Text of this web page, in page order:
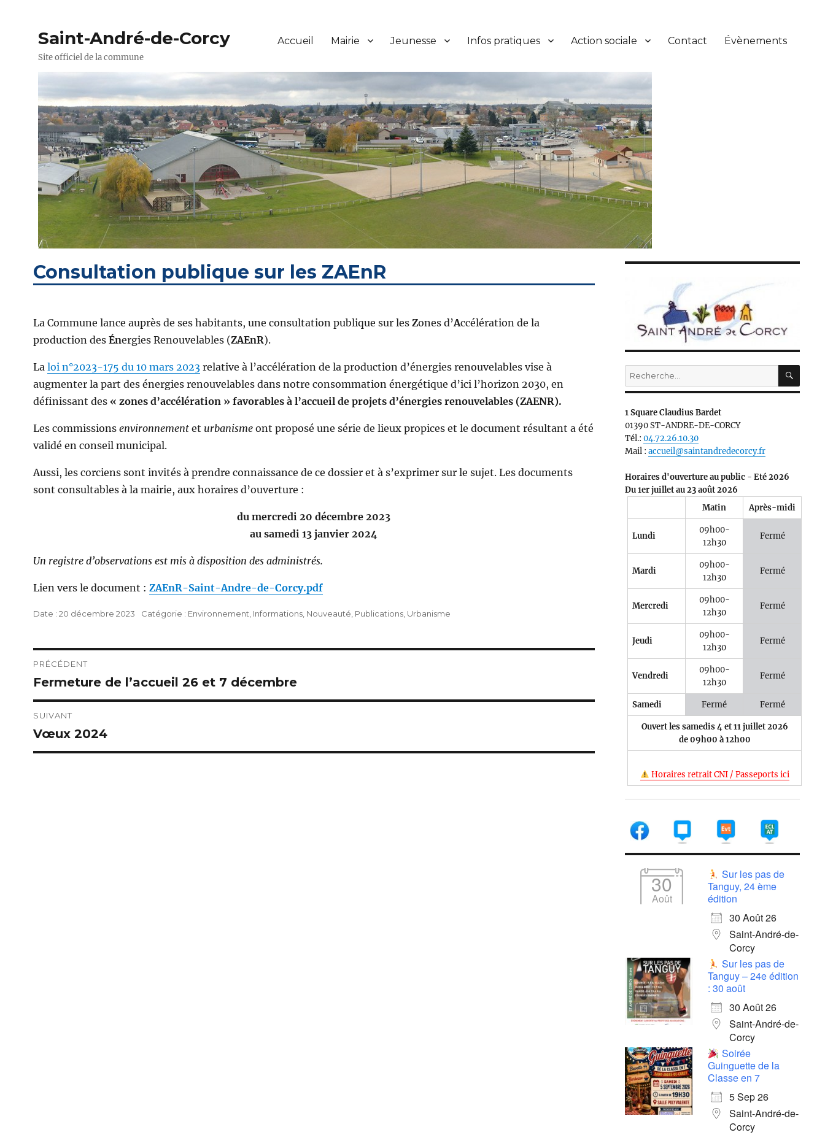
Saint-André-de-Corcy
Site officiel de la commune
Accueil Mairie Jeunesse Infos pratiques Action sociale Contact Évènements
Consultation publique sur les ZAEnR
La Commune lance auprès de ses habitants, une consultation publique sur les Zones d’Accélération de la
production des Énergies Renouvelables (ZAEnR).
La loi n°2023-175 du 10 mars 2023relative à l’accélération de la production d’énergies renouvelables vise à
augmenter la part des énergies renouvelables dans notre consommation énergétique d’ici l’horizon 2030, en
définissant des « zones d’accélération » favorables à l’accueil de projets d’énergies renouvelables (ZAENR).
Les commissions environnement et urbanisme ont proposé une série de lieux propices et le document résultant a été
validé en conseil municipal.
Aussi, les corciens sont invités à prendre connaissance de ce dossier et à s’exprimer sur le sujet. Les documents
sont consultables à la mairie, aux horaires d’ouverture :
du mercredi 20 décembre 2023
au samedi 13 janvier 2024
Un registre d’observations est mis à disposition des administrés.
Lien vers le document : ZAEnR-Saint-Andre-de-Corcy.pdf
Publié
20 décembre 2023 Catégories
Environnement, Informations, Nouveauté, Publications, Urbanisme
Navigation
de
l’article
PRÉCÉDENT
Publication
précédente :
Fermeture de l’accueil 26 et 7 décembre
SUIVANT
Publication
suivante :
Vœux 2024
Recherche
pour :
1 Square Claudius Bardet
01390 ST-ANDRE-DE-CORCY
Tél.:04.72.26.10.30
Mail :accueil@saintandredecorcy.fr
Horaires d'ouverture au public - Eté 2026
Du 1er juillet au 23 août 2026
Matin
Après-midi
Lundi
09h00-
12h30
Fermé
Mardi
09h00-
12h30
Fermé
Mercredi
09h00-
12h30
Fermé
Jeudi
09h00-
12h30
Fermé
Vendredi
09h00-
12h30
Fermé
Samedi Fermé Fermé
Ouvert les samedis 4 et 11 juillet 2026
de 09h00 à 12h00
Horaires retrait CNI / Passeports ici
30
Août
Sur les pas de
Tanguy, 24 ème
édition
30 Août 26
Saint-André-de-
Corcy
Sur les pas de
Tanguy – 24e édition
: 30 août
30 Août 26
Saint-André-de-
Corcy
Soirée
Guinguette de la
Classe en 7
5 Sep 26
Saint-André-de-
Corcy